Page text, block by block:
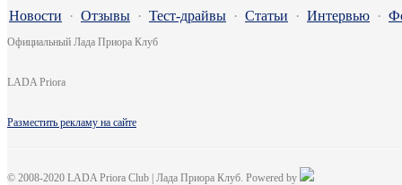
Новости · Отзывы · Тест-драйвы · Статьи · Интервью ·
Официальный Лада Приора Клуб
LADA Priora
Разместить рекламу на сайте
© 2008-2020 LADA Priora Club | Лада Приора Клуб. Powered by